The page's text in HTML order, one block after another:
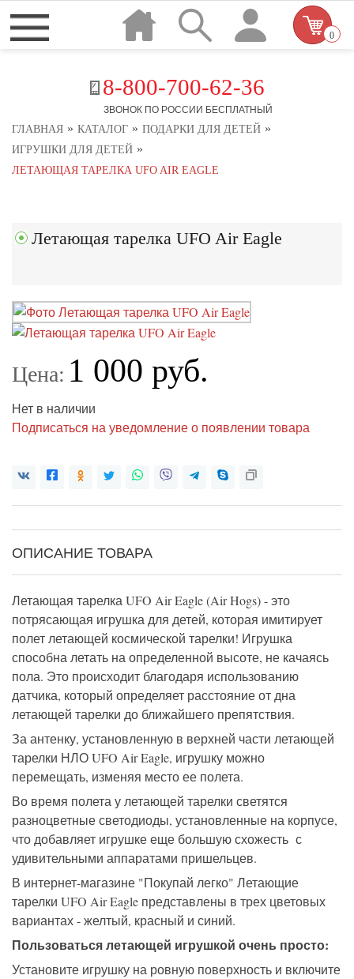
8-800-700-62-36
ЗВОНОК ПО РОССИИ БЕСПЛАТНЫЙ
0
ГЛАВНАЯ » КАТАЛОГ » ПОДАРКИ ДЛЯ ДЕТЕЙ »
ИГРУШКИ ДЛЯ ДЕТЕЙ »
ЛЕТАЮЩАЯ ТАРЕЛКА UFO AIR EAGLE
Летающая тарелка UFO Air Eagle
Цена: 1 000 руб.
Нет в наличии
Подписаться на уведомление о появлении товара
ОПИСАНИЕ ТОВАРА
Летающая тарелка UFO Air Eagle (Air Hogs) - это
потрясающая игрушка для детей, которая имитирует
полет летающей космической тарелки! Игрушка
способна летать на определенной высоте, не качаясь
пола. Это происходит благодаря использованию
датчика, который определяет расстояние от дна
летающей тарелки до ближайшего препятствия.
За антенку, установленную в верхней части летающей
тарелки НЛО UFO Air Eagle, игрушку можно
перемещать, изменяя место ее полета.
Во время полета у летающей тарелки светятся
разноцветные светодиоды, установленные на корпусе,
что добавляет игрушке еще большую схожесть с
удивительными аппаратами пришельцев.
В интернет-магазине "Покупай легко" Летающие
тарелки UFO Air Eagle представлены в трех цветовых
вариантах - желтый, красный и синий.
Пользоваться летающей игрушкой очень просто:
Установите игрушку на ровную поверхность и включите